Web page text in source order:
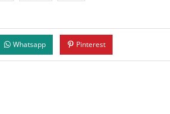
Whatsapp Pinterest